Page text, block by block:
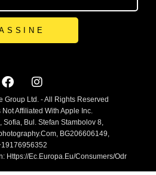
Group Ltd. - All Rights Reserved
Affiliated With Apple Inc.
Sofia, Bul. Stefan Stambolov 8,
BG206606149,
Https://ec.europa.eu/consumers/odr